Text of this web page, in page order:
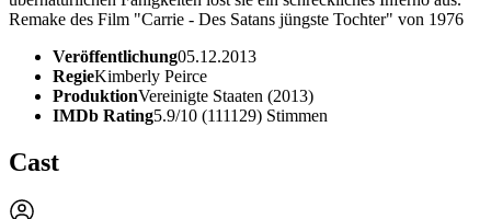
Remake des Film "Carrie - Des Satans jüngste Tochter" von 1976
Veröffentlichung05.12.2013
RegieKimberly Peirce
ProduktionVereinigte Staaten (2013)
IMDb Rating5.9/10 (111129) Stimmen
Cast